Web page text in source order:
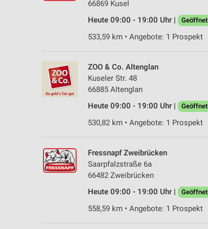
66869 Kusel
Heute 09:00 - 19:00 Uhr |
Geöffnet
533,59 km • Angebote: 1 Prospekt
ZOO & Co. Altenglan
Kuseler Str. 48
66885 Altenglan
Heute 09:00 - 19:00 Uhr |
Geöffnet
530,82 km • Angebote: 1 Prospekt
Fressnapf Zweibrücken
Saarpfalzstraße 6a
66482 Zweibrücken
Heute 09:00 - 19:00 Uhr |
Geöffnet
558,59 km • Angebote: 1 Prospekt